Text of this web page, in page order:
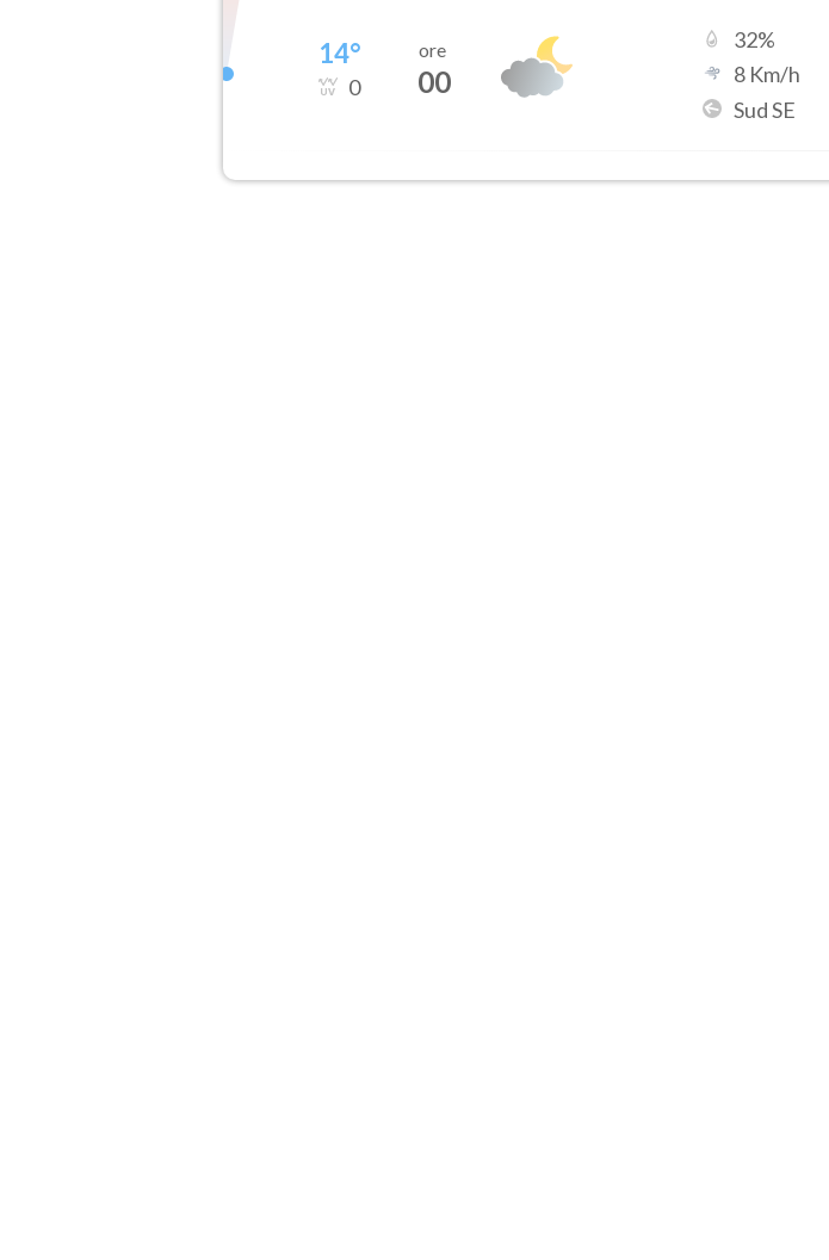
14°
0
ore
00
32%
8 Km/h
Sud SE